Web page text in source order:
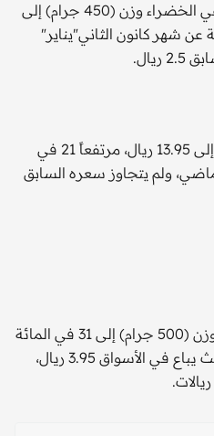
وصل سعر فول مدمس المراعي الخضراء وزن (450 جرام) إلى
18 في المائة عن شهر كانون الثاني"يناير"
وصل سعر زيت البركة (2 لتر) إلى 13.95 ريال، مرتفعاً 21 في
ولم يتجاوز سعره السابق
ارتفع سعر مكرونة قوافع هنا وزن (500 جرام) إلى 31 في المائة
عن سعره قبل أربعة أشهر، حيث يباع في الأسواق 3.95 ريال،